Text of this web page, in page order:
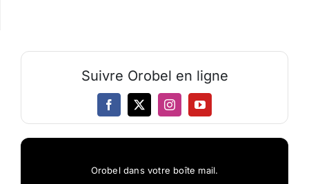
Suivre Orobel en ligne
Orobel dans votre boîte mail.